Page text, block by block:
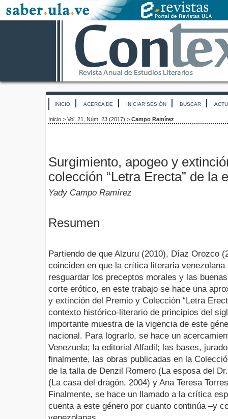
INICIO ACERCA DE INICIAR SESIÓN BUSCAR
Inicio > Vol. 21, Núm. 23 (2017) > Campo Ramírez
Surgimiento, apogeo y
colección “Letra Erecta” de la
Yady Campo Ramírez
Resumen
Partiendo de que Alzuru (2010), Díaz Orozco
coinciden en que la crítica literaria
resguardar los preceptos morales y las
corte erótico, en este trabajo se hace una
y extinción del Premio y Colección “Letra
contexto histórico-literario de principios del
importante muestra de la vigencia de este
nacional. Para lograrlo, se hace un
Venezuela; la editorial Alfadil; las bases,
finalmente, las obras publicadas en la
de la talla de Denzil Romero (La esposa del
(La casa del dragón, 2004) y Ana Teresa
Finalmente, se hace un llamado a la crítica
cuenta a este género por cuanto continúa –y